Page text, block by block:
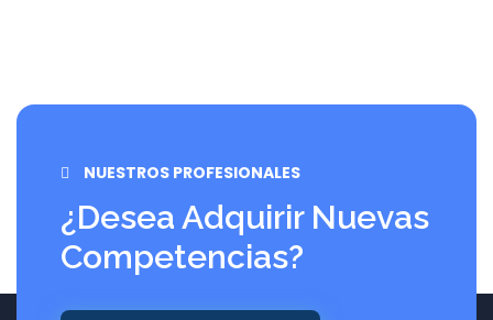
NUESTROS PROFESIONALES
¿Desea Adquirir Nuevas
Competencias?